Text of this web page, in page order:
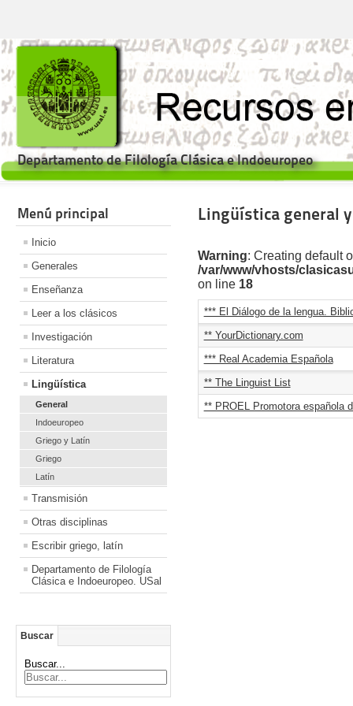
Departamento de Filología Clásica e Indoeuropeo
Menú principal
Inicio
Generales
Enseñanza
Leer a los clásicos
Investigación
Literatura
Lingüística
General
Indoeuropeo
Griego y Latín
Griego
Latín
Transmisión
Otras disciplinas
Escribir griego, latín
Departamento de Filología
Clásica e Indoeuropeo. USal
Buscar
Buscar...
Lingüística general
Warning: Creating default
/var/www/vhosts/
on line 18
*** El Diálogo de la lengua.
** YourDictionary.com
*** Real Academia Española
** The Linguist List
** PROEL Promotora española